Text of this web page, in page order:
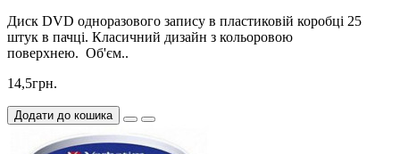
Диск DVD одноразового запису в пластиковій коробці 25
штук в пачці. Класичний дизайн з кольоровою
поверхнею. Об'єм..
14,5грн.
Додати до кошика